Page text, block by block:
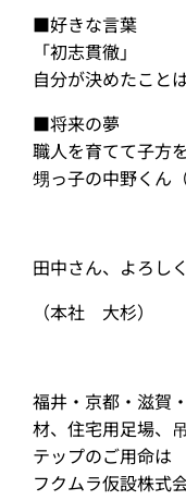
■好きな言葉
「初志貫徹」
自分が決めたこと
■将来の夢
職人を育てて子方
甥っ子の中野くん
田中さん、よろし
（本社 大杉）
福井・京都・滋賀
材、住宅用足場、
テップのご用命は
フクムラ仮設株式